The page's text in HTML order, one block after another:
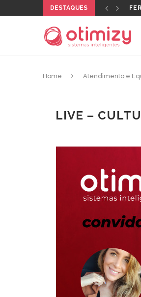
DESTAQUES
Home Atendimento e
LIVE –